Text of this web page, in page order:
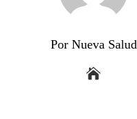
Por Nueva Salud